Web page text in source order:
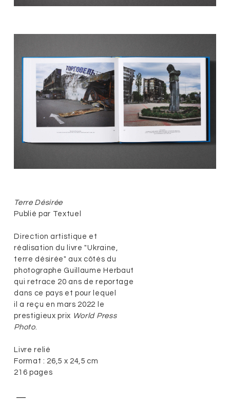
Terre Désirée
Publié par Textuel
Direction artistique et
réalisation du livre "Ukraine,
terre désirée" aux côtés du
photographe Guillaume Herbaut
qui retrace 20 ans de reportage
dans ce pays et pour lequel
il a reçu en mars 2022 le
prestigieux prix World Press
Photo.
Livre relié
Format : 26,5 x 24,5 cm
216 pages